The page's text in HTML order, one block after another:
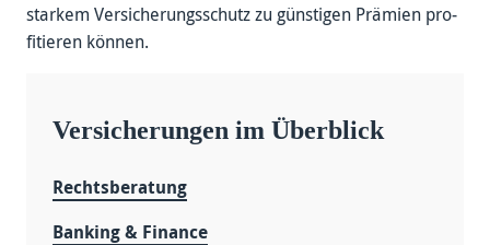
starkem Versicherungs­schutz zu günstigen Prämien pro­
fitieren können.
Versicherungen im Überblick
Rechtsberatung
Banking & Finance